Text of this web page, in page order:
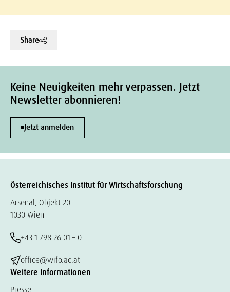
Share
Keine Neuigkeiten mehr verpassen. Jetzt
Newsletter abonnieren!
Jetzt anmelden
Österreichisches Institut für Wirtschaftsforschung
Arsenal, Objekt 20
1030 Wien
+43 1 798 26 01 – 0
office@wifo.ac.at
Weitere Informationen
Presse